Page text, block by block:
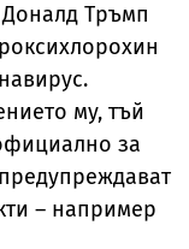
Тръмп
му, тъй
за
– например